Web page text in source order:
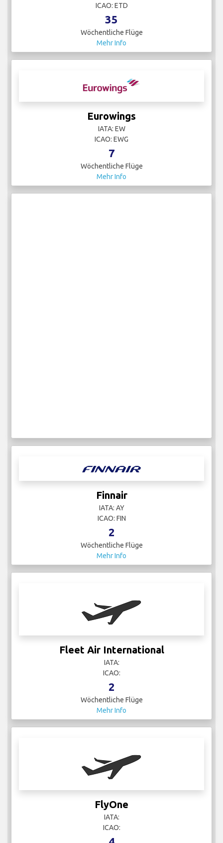
ICAO: ETD
35
Wöchentliche Flüge
Mehr Info
Eurowings
IATA: EW
ICAO: EWG
7
Wöchentliche Flüge
Mehr Info
Finnair
IATA: AY
ICAO: FIN
2
Wöchentliche Flüge
Mehr Info
Fleet Air International
IATA:
ICAO:
2
Wöchentliche Flüge
Mehr Info
FlyOne
IATA:
ICAO: